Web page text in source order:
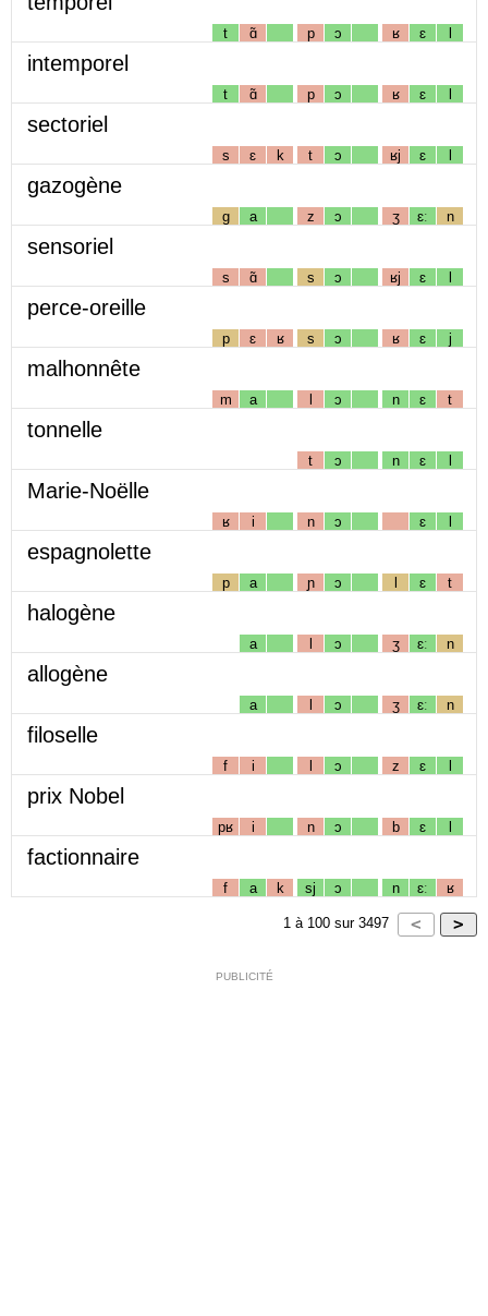
t ɑ̃ p ɔ ʁ ɛ l
intemporel
t ɑ̃ p ɔ ʁ ɛ l
sectoriel
s ɛ k t ɔ ʁj ɛ l
gazogène
g a z ɔ ʒ ɛː n
sensoriel
s ɑ̃ s ɔ ʁj ɛ l
perce-oreille
p ɛ ʁ s ɔ ʁ ɛ j
malhonnête
m a l ɔ n ɛ t
tonnelle
t ɔ n ɛ l
Marie-Noëlle
ʁ i n ɔ ɛ l
espagnolette
p a ɲ ɔ l ɛ t
halogène
a l ɔ ʒ ɛː n
allogène
a l ɔ ʒ ɛː n
filoselle
f i l ɔ z ɛ l
prix Nobel
pʁ i n ɔ b ɛ l
factionnaire
f a k sj ɔ n ɛː ʁ
1 à 100 sur 3497
PUBLICITÉ